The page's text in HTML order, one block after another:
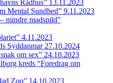
Rådhus” 13.11.2023
Mental Sundhed” 9.11.2023
mindre madspild”
4.11.2023
Syddanmar 27.10.2024
om sex” 24.10.2023
kreds “Foredrag om
Zoo” 14.10.2023